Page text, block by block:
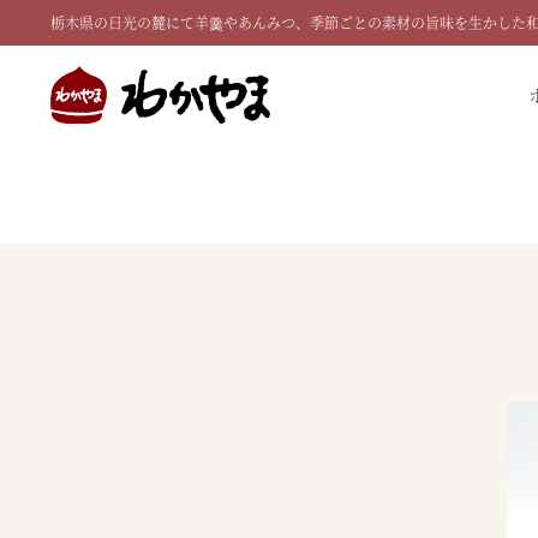
栃木県の日光の麓にて羊羹やあんみつ、季節ごとの素材の旨味を生かした